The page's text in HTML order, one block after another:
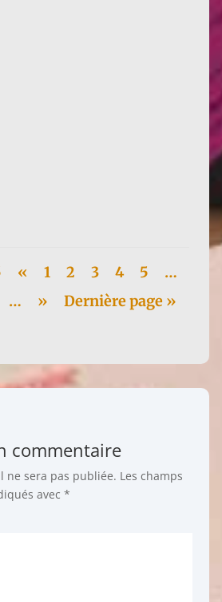
« 1 2 3 4 5
…
… » Dernière page »
commentaire
ne sera pas publiée. Les champs
avec *